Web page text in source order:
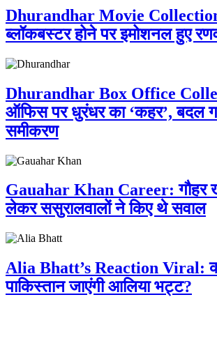
Dhurandhar Movie
ब्लॉकबस्टर होने पर इमोशनल हुए
Dhurandhar Box Office
ऑफिस पर धुरंधर का ‘कहर’, बदल
समीकरण
Gauahar Khan Career: गौहर
लेकर ससुरालवालों ने किए थे सवाल
Alia Bhatt’s Reaction Viral:
पाकिस्तान जाएंगी आलिया भट्ट?